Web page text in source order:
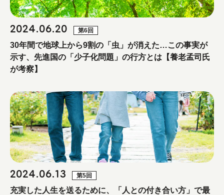
2024.06.20 第6回
30年間で地球上から9割の「虫」が消えた…この事実が
示す、先進国の「少子化問題」の行方とは【養老孟司氏
が考察】
2024.06.13 第5回
充実した人生を送るために、「人との付き合い方」で最